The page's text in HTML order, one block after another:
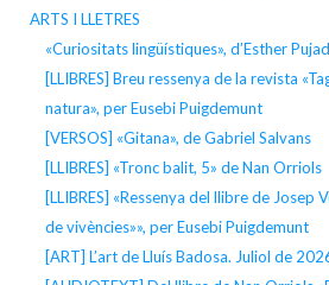
ARTS I LLETRES
«Curiositats lingüístiques», d’Esther
[LLIBRES] Breu ressenya de la revista
natura», per Eusebi Puigdemunt
[VERSOS] «Gitana», de Gabriel Salvans
[LLIBRES] «Tronc balit, 5» de Nan Orriols
[LLIBRES] «Ressenya del llibre de Josep
de vivències»», per Eusebi Puigdemunt
[ART] L’art de Lluís Badosa. Juliol de